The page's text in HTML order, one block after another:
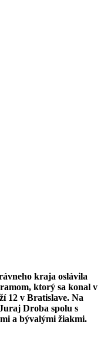
kraja oslávila
ktorý sa konal v
12 v Bratislave. Na
Droba spolu s
a bývalými žiakmi.